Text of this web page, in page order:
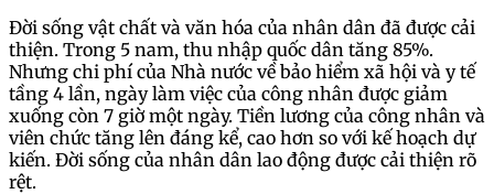
Đời sống vật chất và văn hóa của nhân dân đã được cải
thiện. Trong 5 nam, thu nhập quốc dân tăng 85%.
Nhưng chi phí của Nhà nước về bảo hiểm xã hội và y tế
tầng 4 lần, ngày làm việc của công nhân được giảm
xuống còn 7 giờ một ngày. Tiền lương của công nhân và
viên chức tăng lên đáng kể, cao hơn so với kế hoạch dự
kiến. Đời sống của nhân dân lao động được cải thiện rõ
rệt.